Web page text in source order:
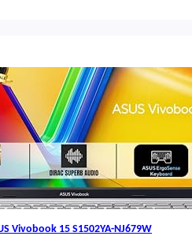
Vivobook 15 S1502YA-NJ679W